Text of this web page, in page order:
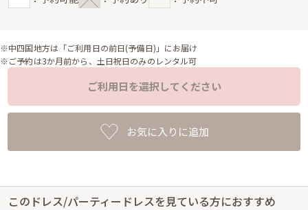
※中四国地方は「ご利用日の前日(予備日)」にお届け
※ご予約は3か月前から、土日祝日のみのレンタル可
ご利用日を選択してください
お気に入りに追加
このドレス/パーティードレスを見ている方におすすめ